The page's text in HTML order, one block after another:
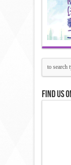
Find us